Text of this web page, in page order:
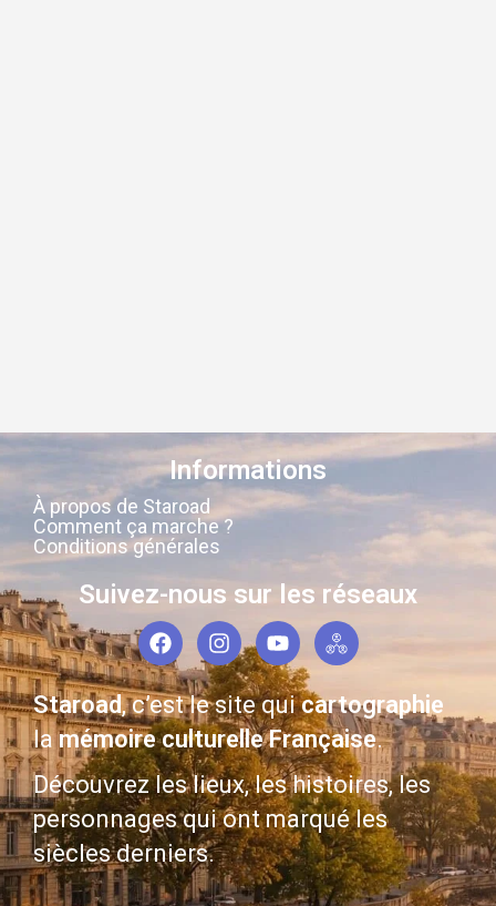
Informations
À propos de Staroad
Comment ça marche ?
Conditions générales
Suivez-nous sur les réseaux
Staroad, c’est le site quicartographie
lamémoire culturelle Française.
Découvrez les lieux, les histoires, les
personnages qui ont marqué les
siècles derniers.